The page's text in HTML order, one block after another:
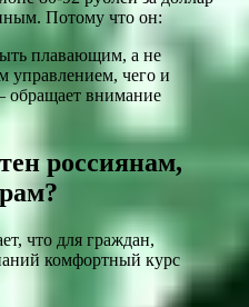
Потому что он:
плавающим, а не
управлением, чего и
обращает внимание
россиянам,
что для граждан,
комфортный курс